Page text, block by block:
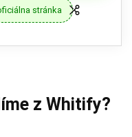
stránka
z Whitify?